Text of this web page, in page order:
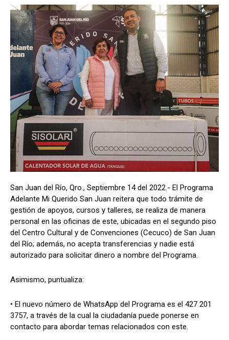
San Juan del Río, Qro., Septiembre 14 del 2022.- El Programa
Adelante Mi Querido San Juan reitera que todo trámite de
gestión de apoyos, cursos y talleres, se realiza de manera
personal en las oficinas de este, ubicadas en el segundo piso
del Centro Cultural y de Convenciones (Cecuco) de San Juan
del Río; además, no acepta transferencias y nadie está
autorizado para solicitar dinero a nombre del Programa.
Asimismo, puntualiza:
• El nuevo número de WhatsApp del Programa es el 427 201
3757, a través de la cual la ciudadanía puede ponerse en
contacto para abordar temas relacionados con este.